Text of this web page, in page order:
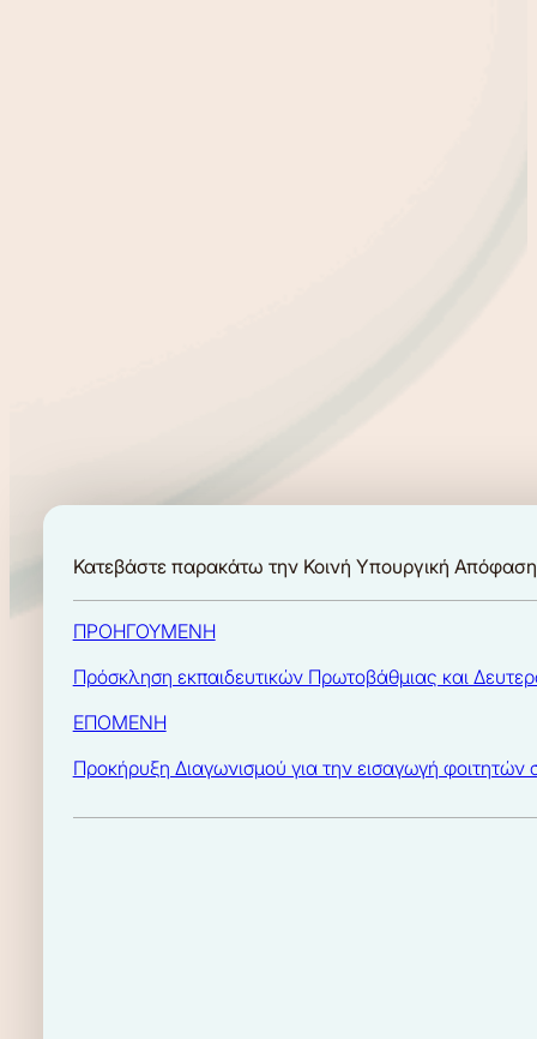
Κατεβάστε παρακάτω την Κοινή Υπουργική
ΠΡΟΗΓΟΥΜΕΝΗ
Πρόσκληση εκπαιδευτικών Πρωτοβάθμιας και
ΕΠΟΜΕΝΗ
Προκήρυξη Διαγωνισμού για την εισαγωγή